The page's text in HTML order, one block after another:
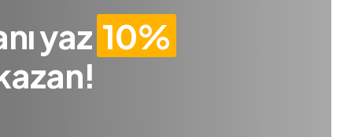
yaz 10%